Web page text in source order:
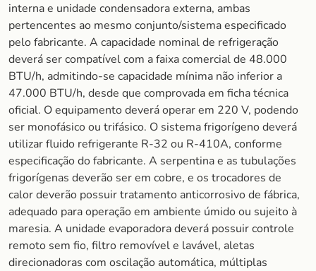
interna e unidade condensadora externa, ambas
pertencentes ao mesmo conjunto/sistema especificado
pelo fabricante. A capacidade nominal de refrigeração
deverá ser compatível com a faixa comercial de 48.000
BTU/h, admitindo-se capacidade mínima não inferior a
47.000 BTU/h, desde que comprovada em ficha técnica
oficial. O equipamento deverá operar em 220 V, podendo
ser monofásico ou trifásico. O sistema frigorígeno deverá
utilizar fluido refrigerante R-32 ou R-410A, conforme
especificação do fabricante. A serpentina e as tubulações
frigorígenas deverão ser em cobre, e os trocadores de
calor deverão possuir tratamento anticorrosivo de fábrica,
adequado para operação em ambiente úmido ou sujeito à
maresia. A unidade evaporadora deverá possuir controle
remoto sem fio, filtro removível e lavável, aletas
direcionadoras com oscilação automática, múltiplas